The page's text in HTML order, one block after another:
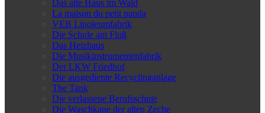
Das alte Haus im Wald
La maison du petit panda
VEB Linoleumfabrik
Die Schule am Fluß
Das Heizhaus
Die Musikinstrumentenfabrik
Der LKW Friedhof
Die ausgediente Recyclinganlage
The Tank
Die verlassene Berufsschule
Die Waschkaue der alten Zeche